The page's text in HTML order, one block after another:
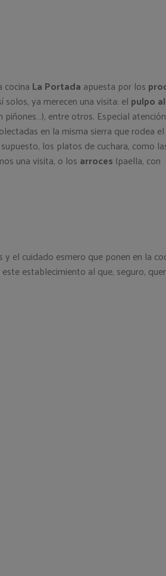
cocina La Portada apuesta por los
ya merecen una visita: el pulpo
entre otros. Especial
en la misma sierra que rodea
los platos de cuchara, como
una visita, o los arroces (paella, con
el cuidado esmero que ponen en la
establecimiento al que, seguro,